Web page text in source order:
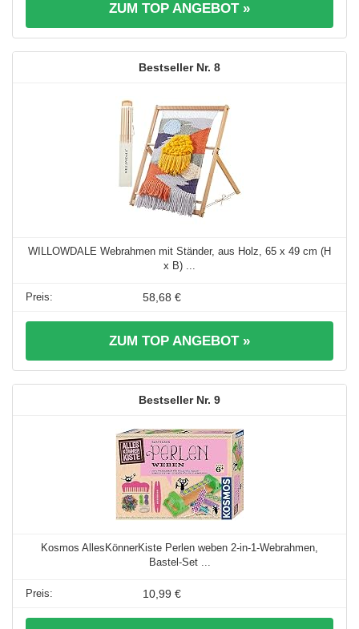
ZUM TOP ANGEBOT »
8
WILLOWDALE Webrahmen mit Ständer, aus Holz, 65 x 49 cm (H
x B) ...
58,68 €
ZUM TOP ANGEBOT »
9
Kosmos AllesKönnerKiste Perlen weben 2-in-1-Webrahmen,
Bastel-Set ...
10,99 €